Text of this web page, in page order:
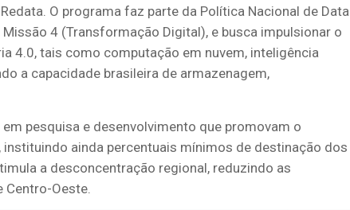
O programa faz parte da Política Nacional de Data
4 (Transformação Digital), e busca impulsionar o
4.0, tais como computação em nuvem, inteligência
a capacidade brasileira de armazenagem,
pesquisa e desenvolvimento que promovam o
ainda percentuais mínimos de destinação dos
a desconcentração regional, reduzindo as
Oeste.